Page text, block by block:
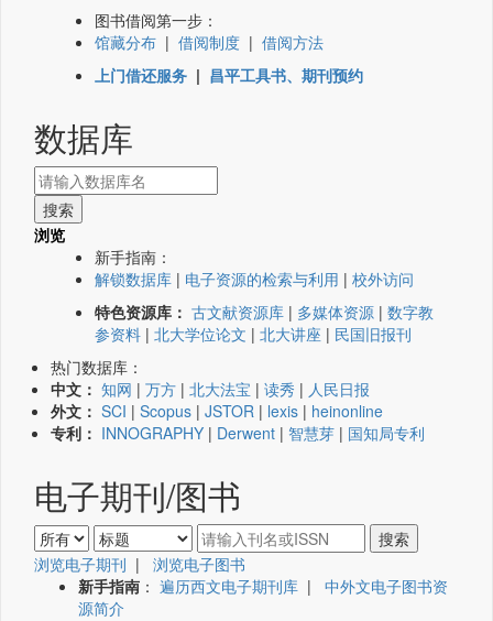
图书借阅第一步：
馆藏分布 | 借阅制度 | 借阅方法
上门借还服务 | 昌平工具书、期刊预约
数据库
浏览
新手指南：
解锁数据库 | 电子资源的检索与利用 | 校外访问
特色资源库： 古文献资源库 | 多媒体资源 | 数字教
参资料 | 北大学位论文 | 北大讲座 | 民国旧报刊
热门数据库：
中文： 知网 | 万方 | 北大法宝 | 读秀 | 人民日报
外文： SCI | Scopus | JSTOR | lexis | heinonline
专利： INNOGRAPHY | Derwent | 智慧芽 | 国知局专利
电子期刊/图书
浏览电子期刊 | 浏览电子图书
新手指南 ： 遍历西文电子期刊库 | 中外文电子图书资
源简介